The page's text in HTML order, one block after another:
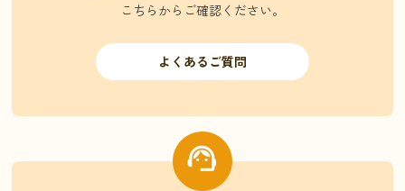
こちらからご確認ください。
よくあるご質問